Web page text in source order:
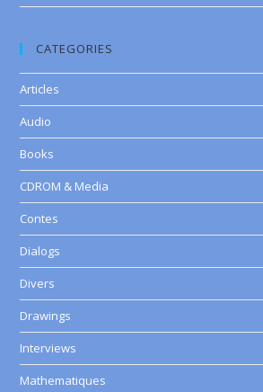
CATEGORIES
Articles
Audio
Books
CDROM & Media
Contes
Dialogs
Divers
Drawings
Interviews
Mathematiques